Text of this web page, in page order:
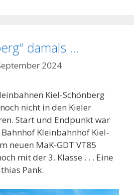
damals …
2024
Kiel-Schönberg
nicht in den Kieler
Start und Endpunkt war
Kleinbahnhof Kiel-
neuen MaK-GDT VT85
mit der 3. Klasse . . . Eine
Pank.